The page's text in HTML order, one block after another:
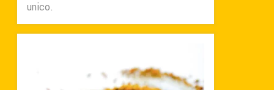
unico.